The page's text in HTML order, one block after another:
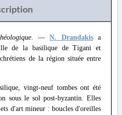
. —N. Drandakisa
de la basilique de Tigani et
de la région située entre
vingt-neuf tombes ont été
sous le sol post-byzantin. Elles
d'art mineur : boucles d'oreilles